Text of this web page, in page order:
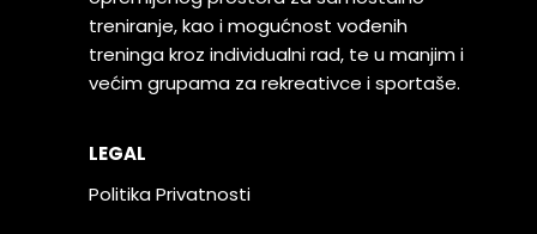
treniranje, kao i mogućnost vođenih
treninga kroz individualni rad, te u manjim i
većim grupama za rekreativce i sportaše.
LEGAL
Politika Privatnosti